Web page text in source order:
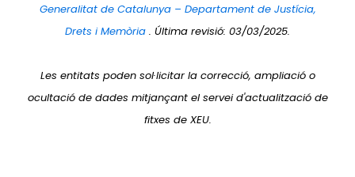
Generalitat de Catalunya – Departament de Justícia,
Drets i Memòria . Última revisió: 03/03/2025.
Les entitats poden sol·licitar la correcció, ampliació o
ocultació de dades mitjançant el servei d'actualització de
fitxes de XEU.